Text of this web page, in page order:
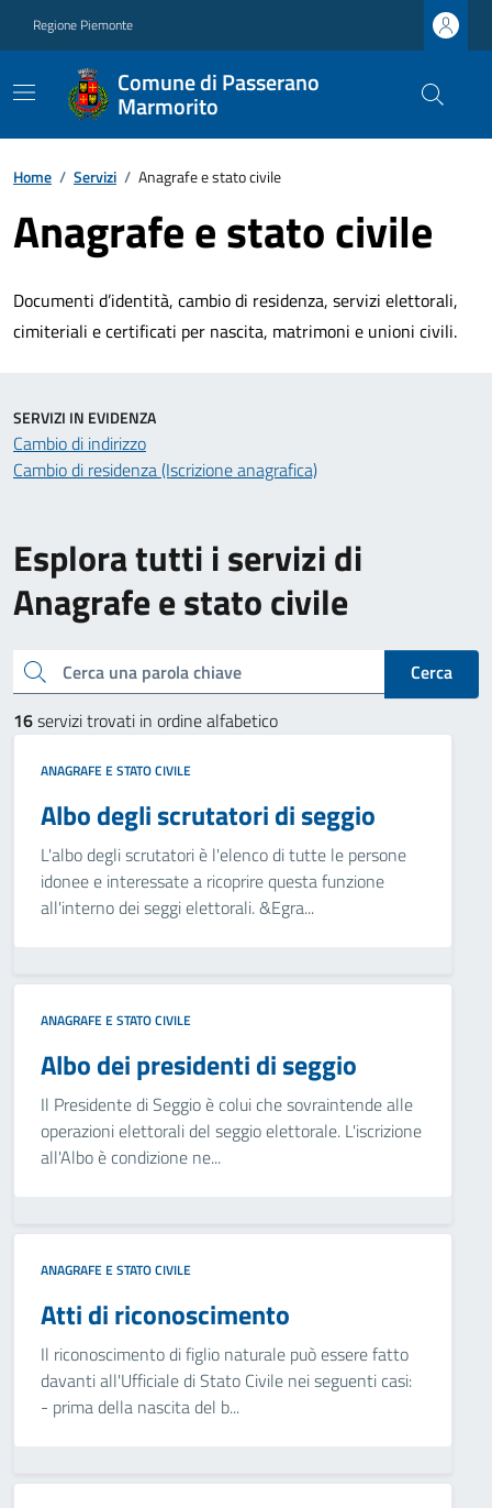
Regione Piemonte
Comune di Passerano
Marmorito
Home / Servizi / Anagrafe e stato civile
Anagrafe e stato civile
Documenti d’identità, cambio di residenza, servizi elettorali,
cimiteriali e certificati per nascita, matrimoni e unioni civili.
Esplora tutti i servizi di
Anagrafe e stato civile
Cerca una parola chiave
Cerca
16servizi trovati in ordine alfabetico
ANAGRAFE E STATO CIVILE
Albo degli scrutatori di seggio
L'albo degli scrutatori è l'elenco di tutte le persone
idonee e interessate a ricoprire questa funzione
all'interno dei seggi elettorali. &Egra...
ANAGRAFE E STATO CIVILE
Albo dei presidenti di seggio
Il Presidente di Seggio è colui che sovraintende alle
operazioni elettorali del seggio elettorale. L'iscrizione
all'Albo è condizione ne...
ANAGRAFE E STATO CIVILE
Atti di riconoscimento
Il riconoscimento di figlio naturale può essere fatto
davanti all'Ufficiale di Stato Civile nei seguenti casi:
- prima della nascita del b...
SERVIZI IN EVIDENZA
Cambio di indirizzo
Cambio di residenza (Iscrizione anagrafica)